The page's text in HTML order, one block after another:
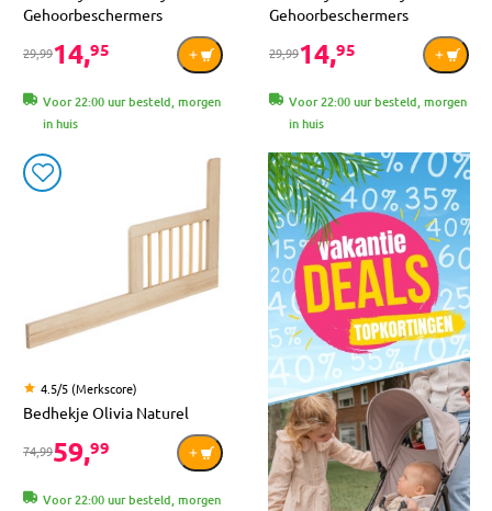
Gehoorbeschermers
29,9914,95
Voor 22:00 uur besteld, morgen
in huis
Gehoorbeschermers
29,9914,95
Voor 22:00 uur besteld, morgen
in huis
4.5/5 (Merkscore)
Bedhekje Olivia Naturel
74,9959,99
Voor 22:00 uur besteld, morgen